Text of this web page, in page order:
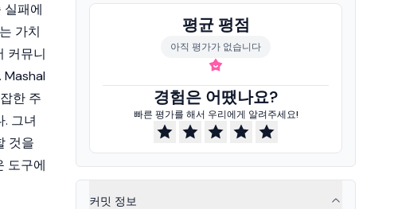
실패에
가치
커뮤니
Mashal
한 주
그녀
것을
도구에
평균 평점
아직 평가가 없습니다
경험은 어땠나요?
빠른 평가를 해서 우리에게 알려주세요!
커밋 정보